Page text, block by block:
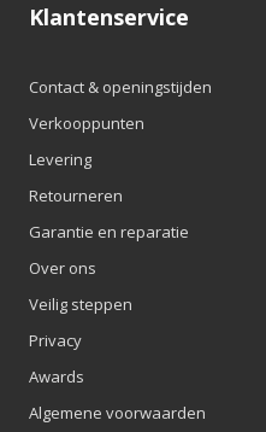
Klantenservice
Contact & openingstijden
Verkooppunten
Levering
Retourneren
Garantie en reparatie
Over ons
Veilig steppen
Privacy
Awards
Algemene voorwaarden